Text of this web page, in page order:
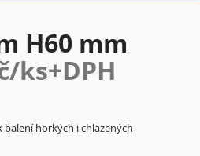
H60 mm
ks+DPH
horkých i chlazených